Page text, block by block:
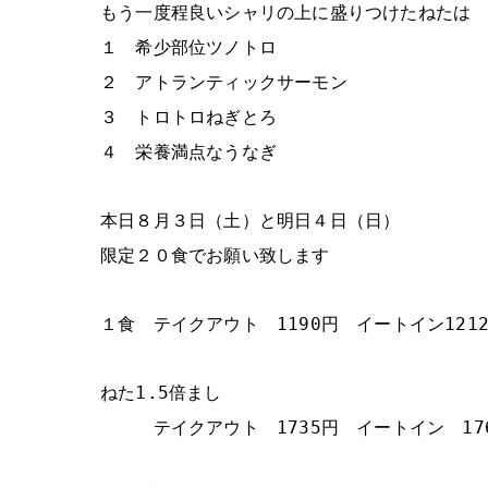
もう一度程良いシャリの上に盛りつけたねたは
１ 希少部位ツノトロ
２ アトランティックサーモン
３ トロトロねぎとろ
４ 栄養満点なうなぎ
本日８月３日（土）と明日４日（日）
限定２０食でお願い致します
１食 テイクアウト 1190円 イートイン
ねた1.5倍まし
テイクアウト 1735円 イートイン